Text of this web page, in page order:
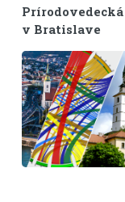
v Bratislave